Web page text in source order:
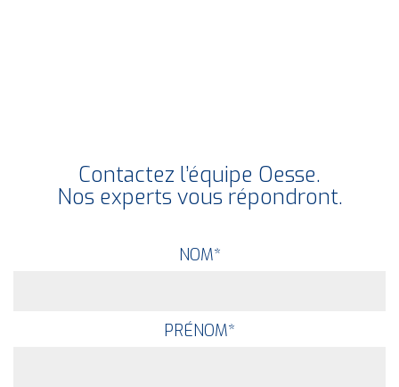
Contactez l’équipe Oesse.
Nos experts vous répondront.
NOM*
PRÉNOM*